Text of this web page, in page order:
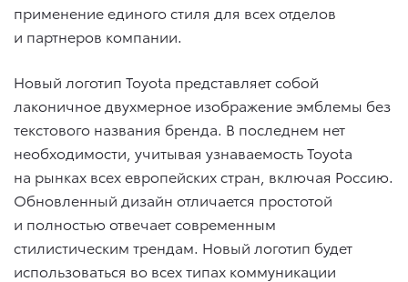
применение единого стиля для всех отделов
и партнеров компании.
Новый логотип Toyota представляет собой
лаконичное двухмерное изображение эмблемы без
текстового названия бренда. В последнем нет
необходимости, учитывая узнаваемость Toyota
на рынках всех европейских стран, включая Россию.
Обновленный дизайн отличается простотой
и полностью отвечает современным
стилистическим трендам. Новый логотип будет
использоваться во всех типах коммуникации